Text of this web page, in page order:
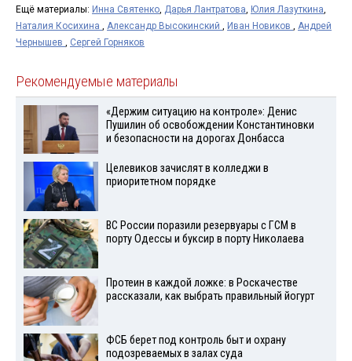
Ещё материалы: Инна Святенко Дарья Лантратова Юлия Лазуткина
Наталия Косихина
Александр Высокинский Иван Новиков
Андрей
Чернышев
Сергей Горняков
Рекомендуемые материалы
«Держим ситуацию на контроле»: Денис
Пушилин об освобождении Константиновки
и безопасности на дорогах Донбасса
Целевиков зачислят в колледжи в
приоритетном порядке
ВС России поразили резервуары с ГСМ в
порту Одессы и буксир в порту Николаева
Протеин в каждой ложке: в Роскачестве
рассказали, как выбрать правильный йогурт
ФСБ берет под контроль быт и охрану
подозреваемых в залах суда